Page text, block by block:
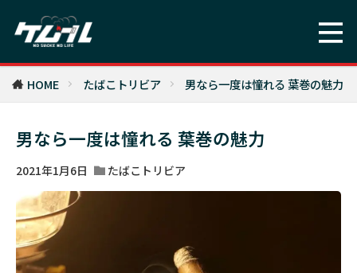
HOME たばこトリビア 男なら一度は憧れる 葉巻の魅力
男なら一度は憧れる 葉巻の魅力
2021年1月6日 たばこトリビア